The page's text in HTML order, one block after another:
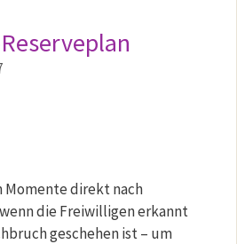
Momente direkt nach
die Freiwilligen erkannt
geschehen ist – um